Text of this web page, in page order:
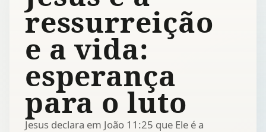
ressurreição
e a vida:
esperança
para o luto
Jesus declara em João 11:25 que Ele é a